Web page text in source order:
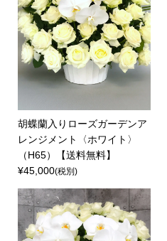
胡蝶蘭入りローズガーデンア
レンジメント〈ホワイト〉
（H65）【送料無料】
¥45,000(税別)